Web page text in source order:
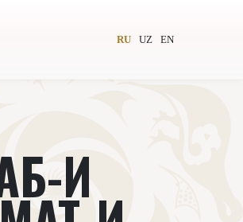
RU UZ EN
Новости
И